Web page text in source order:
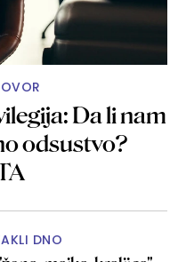
Da li nam
odsustvo?
DNO